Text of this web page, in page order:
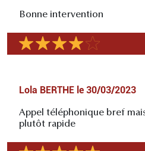
Bonne intervention
Lola BERTHE le 30/03/2023
Appel téléphonique bref
plutôt rapide